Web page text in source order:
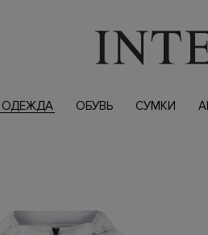
ОДЕЖДА ОБУВЬ СУМКИ